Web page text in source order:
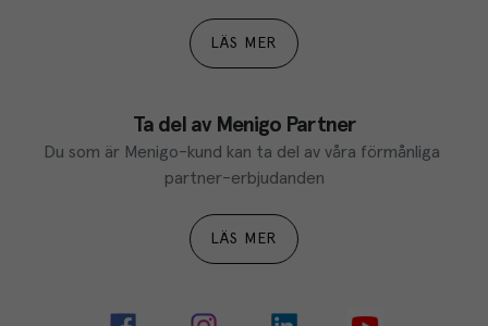
LÄS MER
Ta del av Menigo Partner
Du som är Menigo-kund kan ta del av våra förmånliga
partner-erbjudanden
LÄS MER